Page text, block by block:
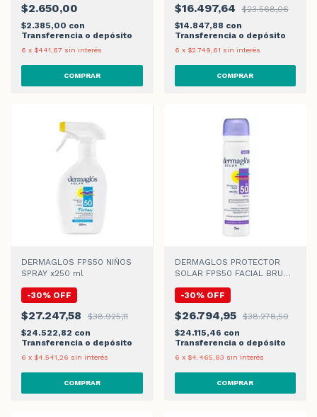
$2.650,00
$2.385,00 con
Transferencia o depósito
6 x $441,67 sin interés
$16.497,64
$23.568,06
$14.847,88 con
Transferencia o depósito
6 x $2.749,61 sin interés
DERMAGLOS FPS50 NIÑOS
SPRAY x250 ml
-30% OFF
$27.247,58
$38.925,11
$24.522,82 con
Transferencia o depósito
6 x $4.541,26 sin interés
DERMAGLOS PROTECTOR
SOLAR FPS50 FACIAL BRUMA
-30% OFF
$26.794,95
$38.278,50
$24.115,46 con
Transferencia o depósito
6 x $4.465,83 sin interés